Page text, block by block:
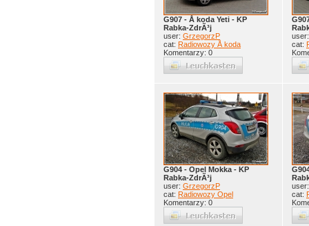
G907 - Å koda Yeti - KP
Rabka-ZdrÃ³j
user: GrzegorzP
cat: Radiowozy Å koda
Komentarzy: 0
cat:
G904 - Opel Mokka - KP
Rabka-ZdrÃ³j
user: GrzegorzP
cat: Radiowozy Opel
Komentarzy: 0
cat: